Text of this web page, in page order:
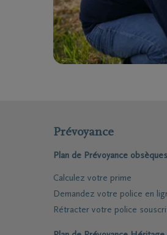
Je ne suis pas assuré(e)
Je suis assuré(e)
Organiser des funérailles
Prévoyance
Plan de Prévoyance
Calculez votre prime
Demandez votre police en
Rétracter votre police